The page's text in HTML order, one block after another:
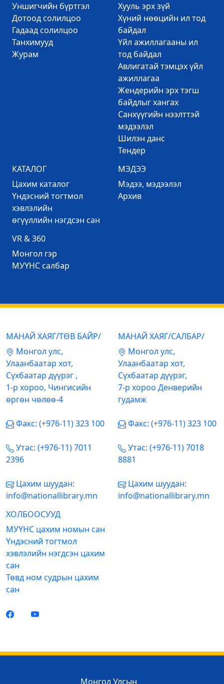
Уншигчийн бүртгэл
Дотоод солилцоо
Гадаад солилцоо
Танхимууд
Журам
Хууль эрх зүй
Хүний нөөцийн ил тод
байдал
Үйл ажиллагааны ил
тод байдал
Авлигатай тэмцэх үйл
ажиллагаа
Жендерийн эрх тэгш
байдлыг хангах
Санхүүгийн нээлттэй
мэдээлэл
Шилэн данс
Тендер
КАТАЛОГ
Цахим каталог
Үндэсний тогтмол
хэвлэлийн
өгүүллийн нэгдсэн сан
МЭДЭЭ
Mэдээ, мэдээлэл
Архив
VR & 360
Mонгол гэр
МУҮНС салбар
МАНАЙ ХАЯГ/ТӨВ БАЙР/
Mонгол улс,
Улаанбаатар хот,
Сүхбаатар дүүрэг ,
1-р хороо, Чингисийн
өргөн чөлөө-4
Факс: (+976-11) 323 100
Утас: (+976-11) 7011
2396
Цахим шуудан:
info@nationallibrary.mn
МАНАЙ ХАЯГ/САЛБАР/
Mонгол улс,
Улаанбаатар хот,
Сүхбаатар дүүрэг,
7-р хороо Денверийн
гудамж
Факс: (+976-11) 323 100
Утас: (+976-11) 7018
8881
Цахим шуудан:
info@nationallibrary.mn
ХОЛБООСУУД
МУҮНС цахим номын сан
Үндэсний тогтмол
хэвлэлийн нэгдсэн цахим
сан
Төвд ном судрын цахим
сан
Монгол Улсын